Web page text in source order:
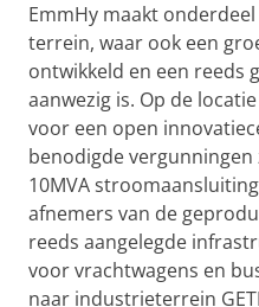
EmmHy maakt
terrein, waar ook een
ontwikkeld en een reeds
aanwezig is. Op de
voor een open
benodigde vergunningen
10MVA
afnemers van de
reeds aangelegde
voor vrachtwagens en
naar industrieterrein